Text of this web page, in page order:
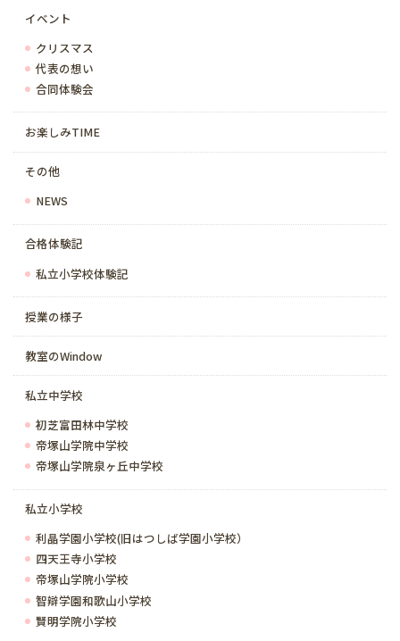
イベント
クリスマス
代表の想い
合同体験会
お楽しみTIME
その他
NEWS
合格体験記
私立小学校体験記
授業の様子
教室のWindow
私立中学校
初芝富田林中学校
帝塚山学院中学校
帝塚山学院泉ヶ丘中学校
私立小学校
利晶学園小学校(旧はつしば学園小学校）
四天王寺小学校
帝塚山学院小学校
智辯学園和歌山小学校
賢明学院小学校